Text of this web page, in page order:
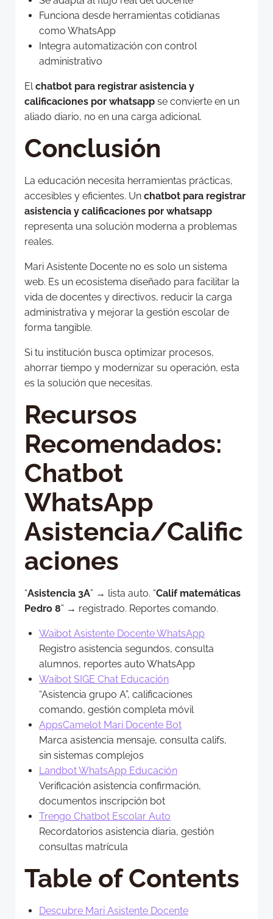
Funciona desde herramientas cotidianas
como WhatsApp
Integra automatización con control
administrativo
El chatbot para registrar asistencia y
calificaciones por whatsapp se convierte en un
aliado diario, no en una carga adicional.
Conclusión
La educación necesita herramientas prácticas,
accesibles y eficientes. Un chatbot para registrar
asistencia y calificaciones por whatsapp
representa una solución moderna a problemas
reales.
Mari Asistente Docente no es solo un sistema
web. Es un ecosistema diseñado para facilitar la
vida de docentes y directivos, reducir la carga
administrativa y mejorar la gestión escolar de
forma tangible.
Si tu institución busca optimizar procesos,
ahorrar tiempo y modernizar su operación, esta
es la solución que necesitas.
Recursos
Recomendados:
Chatbot
WhatsApp
Asistencia/Calific
aciones
“Asistencia 3A” → lista auto. “Calif matemáticas
Pedro 8” → registrado. Reportes comando.
Waibot Asistente Docente WhatsApp
Registro asistencia segundos, consulta
alumnos, reportes auto WhatsApp
Waibot SIGE Chat Educación
“Asistencia grupo A”, calificaciones
comando, gestión completa móvil
AppsCamelot Mari Docente Bot
Marca asistencia mensaje, consulta califs,
sin sistemas complejos
Landbot WhatsApp Educación
Verificación asistencia confirmación,
documentos inscripción bot
Trengo Chatbot Escolar Auto
Recordatorios asistencia diaria, gestión
consultas matrícula
Table of Contents
Descubre Mari Asistente Docente